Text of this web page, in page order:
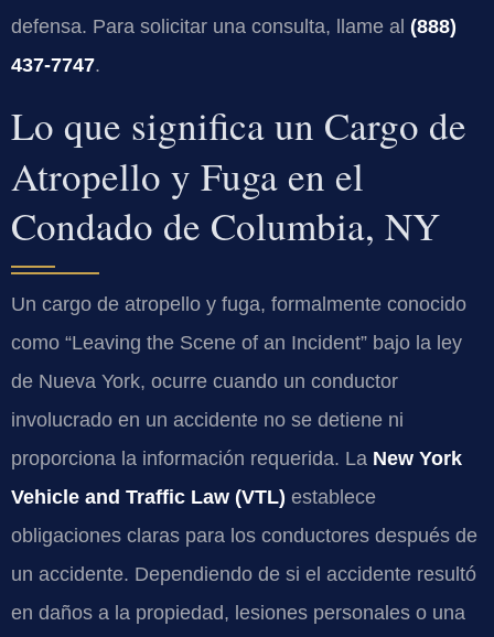
defensa. Para solicitar una consulta, llame al (888)
437-7747.
Lo que significa un Cargo de
Atropello y Fuga en el
Condado de Columbia, NY
Un cargo de atropello y fuga, formalmente conocido
como “Leaving the Scene of an Incident” bajo la ley
de Nueva York, ocurre cuando un conductor
involucrado en un accidente no se detiene ni
proporciona la información requerida. La New York
Vehicle and Traffic Law (VTL) establece
obligaciones claras para los conductores después de
un accidente. Dependiendo de si el accidente resultó
en daños a la propiedad, lesiones personales o una